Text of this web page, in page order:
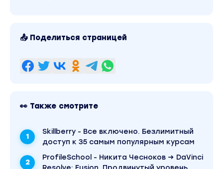
📤 Поделиться страницей
👀 Также смотрите
Skillberry - Все включено. Безлимитный
доступ к 35 самым популярным курсам
ProfileSchool - Никита Чесноков → DaVinci